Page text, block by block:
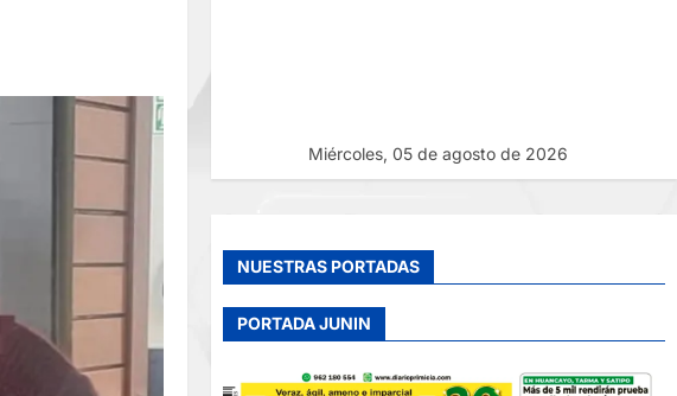
Miércoles, 05 de agosto de 2026
NUESTRAS PORTADAS
PORTADA JUNIN